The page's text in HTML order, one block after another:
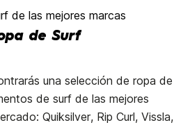
de las mejores marcas
de Surf
una selección de ropa de
de surf de las mejores
Quiksilver, Rip Curl, Vissla,